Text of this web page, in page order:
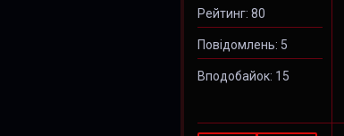
Рейтинг: 80
Повідомлень: 5
Вподобайок: 15